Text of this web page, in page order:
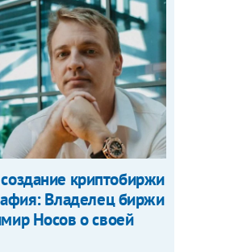
криптобиржи
Владелец биржи
Носов о своей